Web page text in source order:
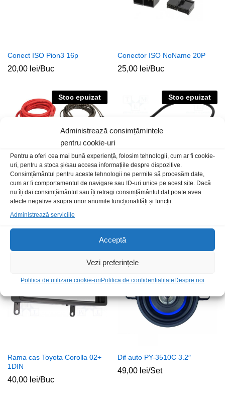
Administrează consimțămintele
pentru cookie-uri
Pentru a oferi cea mai bună experiență, folosim tehnologii, cum ar fi cookie-
uri, pentru a stoca și/sau accesa informațiile despre dispozitive.
Consimțământul pentru aceste tehnologii ne permite să procesăm date,
cum ar fi comportamentul de navigare sau ID-uri unice pe acest site. Dacă
nu îți dai consimțământul sau îți retragi consimțământul dat poate avea
afecte negative asupra unor anumite funcționalități și funcții.
Administrează serviciile
Acceptă
Vezi preferințele
Politica de utilizare cookie-uri Politica de confidentialitate Despre noi
Conect ISO Pion3 16p
20,00 lei/Buc
Conector ISO NoName 20P
25,00 lei/Buc
Stoc epuizat
Kit cablu 20mm LK20
140,00lei/Buc
Stoc epuizat
Conect aux Audi MMI3G-USB A
Stoc epuizat
Rama cas Toyota Corolla 02+
1DIN
40,00 lei/Buc
Stoc epuizat
Dif auto PY-3510C 3.2″
49,00 lei/Set